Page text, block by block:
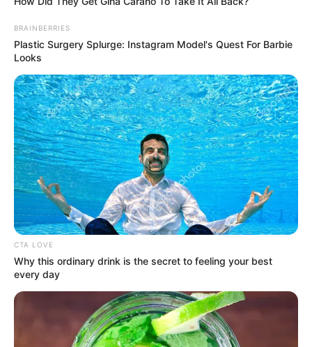
3. Aquaman
BRAINBERRIES
Plastic Surgery Splurge: Instagram Model's Quest For Barbie
Looks
CTA LOVE
Why this ordinary drink is the secret to feeling your best
every day